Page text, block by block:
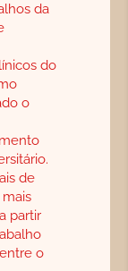
da
do
o
de
partir
o